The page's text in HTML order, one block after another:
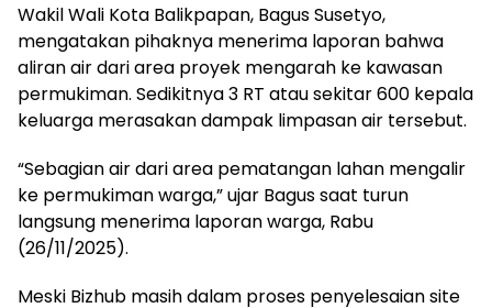
Wakil Wali Kota Balikpapan, Bagus Susetyo,
mengatakan pihaknya menerima laporan bahwa
aliran air dari area proyek mengarah ke kawasan
permukiman. Sedikitnya 3 RT atau sekitar 600 kepala
keluarga merasakan dampak limpasan air tersebut.
“Sebagian air dari area pematangan lahan mengalir
ke permukiman warga,” ujar Bagus saat turun
langsung menerima laporan warga, Rabu
(26/11/2025).
Meski Bizhub masih dalam proses penyelesaian site